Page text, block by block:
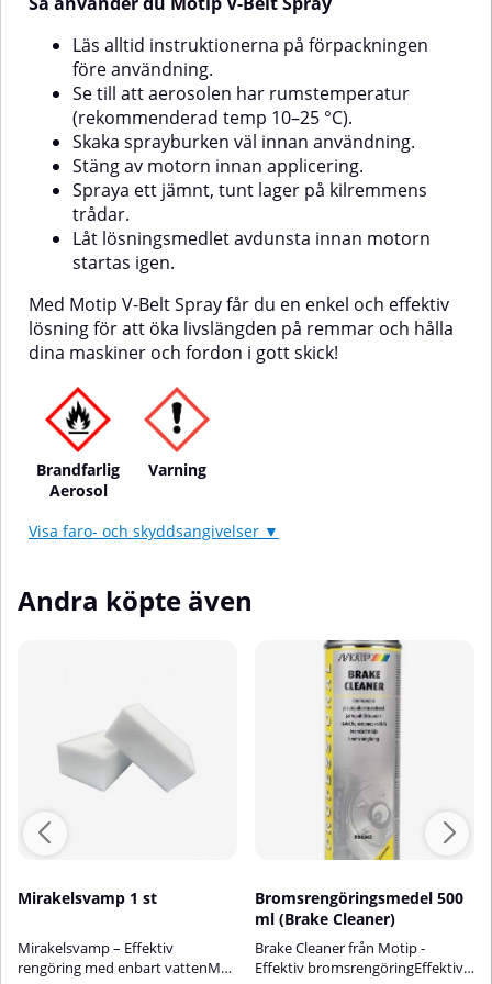
lösningsmedlet avdunstat.⚠️ Obs:
Använd inte på ytor som ska
målas eller limmas, eftersom
vidhäftning.Med Motip
Silikonspray får du en pålitlig,
enkel och mångsidig lösning för
att skydda och bevara gummi-
och plastdelar i både fordon,
maskiner och vardagsbruk.
Läs alltid instruktionerna på förpackningen
före användning.
Se till att aerosolen har rumstemperatur
(rekommenderad temp 10–25 °C).
Skaka sprayburken väl innan användning.
Stäng av motorn innan applicering.
Spraya ett jämnt, tunt lager på kilremmens
trådar.
Låt lösningsmedlet avdunsta innan motorn
startas igen.
Med Motip V-Belt Spray får du en enkel och effektiv
lösning för att öka livslängden på remmar och hålla
dina maskiner och fordon i gott skick!
Brandfarlig
Aerosol
Varning
Visa faro- och skyddsangivelser ▼
Andra köpte även
Mirakelsvamp 1 st
Mirakelsvamp – Effektiv
rengöring med enbart vattenMed
Bromsrengöringsmedel 500
ml (Brake Cleaner)
Brake Cleaner från Motip -
Effektiv bromsrengöringEffektiv